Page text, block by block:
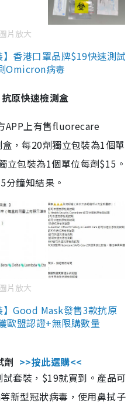
片放大
香港口罩品牌$19快速測試
Omicron病毒
原快速檢測盒
APP上有售fluorecare
，每20劑獨立包裝為1個單
包裝為1個單位每劑$15。
分鐘知結果。
片放大
Good Mask發售3款抗原
歐盟認證+無限購數量
劑 >>按此選購<<
套裝，$19就買到。產品可
新型冠狀病毒，使用鼻拭子